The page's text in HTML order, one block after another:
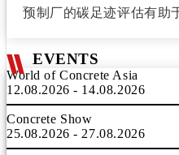
预制厂的碳足迹评估有助
EVENTS
World of Concrete Asia
12.08.2026 - 14.08.2026
Concrete Show
25.08.2026 - 27.08.2026